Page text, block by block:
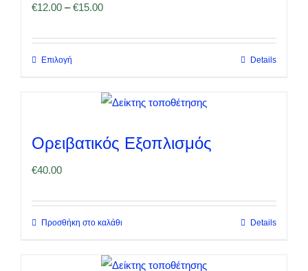
€12.00 –€15.00
Επιλογή
προϊόν
πολλαπλές
επιλογές
μπορούν
Details
Ορειβατικός Εξοπλισμός
€40.00
Προσθήκη στο καλάθι Details